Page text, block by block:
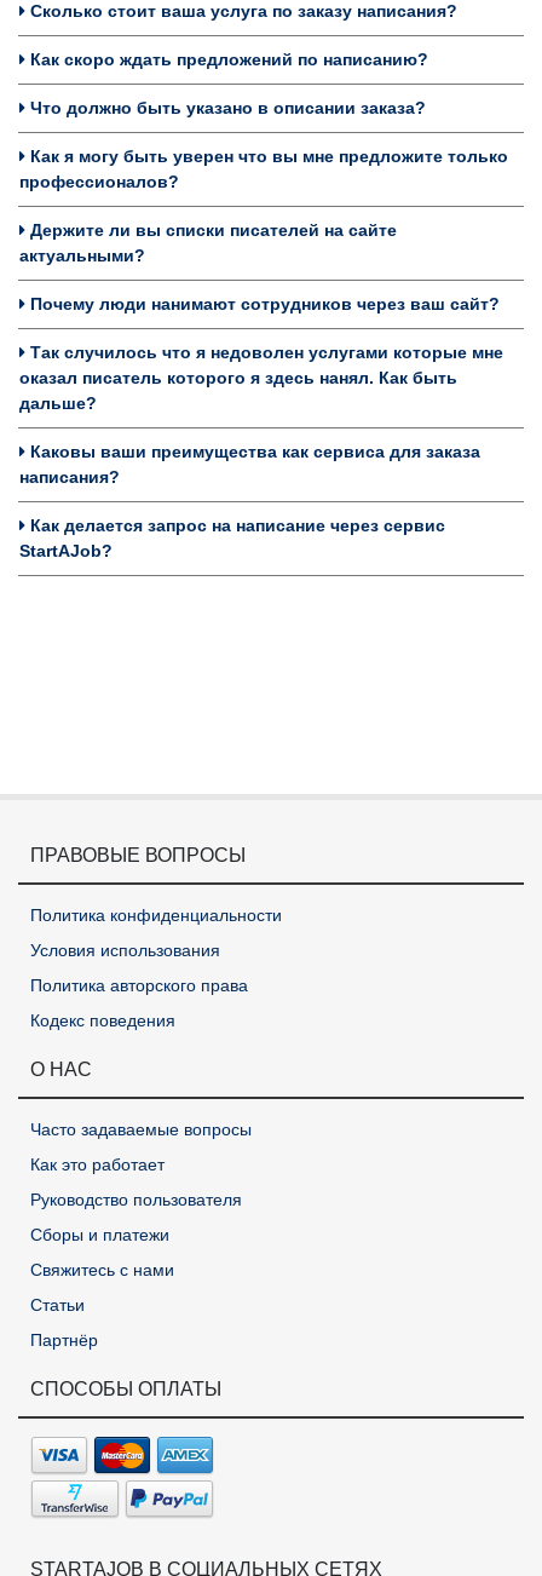
Сколько стоит ваша услуга по заказу написания?
Как скоро ждать предложений по написанию?
Что должно быть указано в описании заказа?
Как я могу быть уверен что вы мне предложите только
профессионалов?
Держите ли вы списки писателей на сайте
актуальными?
Почему люди нанимают сотрудников через ваш сайт?
Так случилось что я недоволен услугами которые мне
оказал писатель которого я здесь нанял. Как быть
дальше?
Каковы ваши преимущества как сервиса для заказа
написания?
Как делается запрос на написание через сервис
StartAJob?
ПРАВОВЫЕ ВОПРОСЫ
Политика конфиденциальности
Условия использования
Политика авторского права
Кодекс поведения
О НАС
Часто задаваемые вопросы
Как это работает
Руководство пользователя
Сборы и платежи
Свяжитесь с нами
Статьи
Партнёр
СПОСОБЫ ОПЛАТЫ
STARTAJOB В СОЦИАЛЬНЫХ СЕТЯХ